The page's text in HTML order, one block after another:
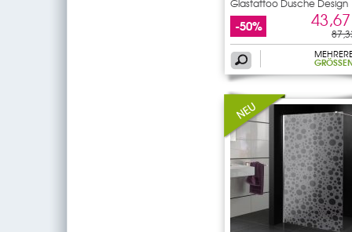
Glastattoo Dusche Design
-50%
GRÖSSEN